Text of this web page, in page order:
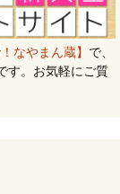
学期活動のビジョン
アクションプラン
なやまん蔵】 で、
す。お気軽にご質